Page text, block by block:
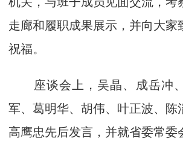
走廊和履职成果展示，并向大家
祝福。
座谈会上，吴晶、成岳冲
军、葛明华、胡伟、叶正波、陈
高鹰忠先后发言，并就省委常委